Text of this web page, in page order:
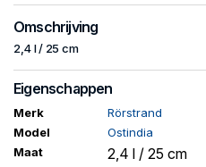
Omschrijving
2,4 l / 25 cm
Eigenschappen
Merk
Rörstrand
Model
Ostindia
Maat
2,4 l / 25 cm